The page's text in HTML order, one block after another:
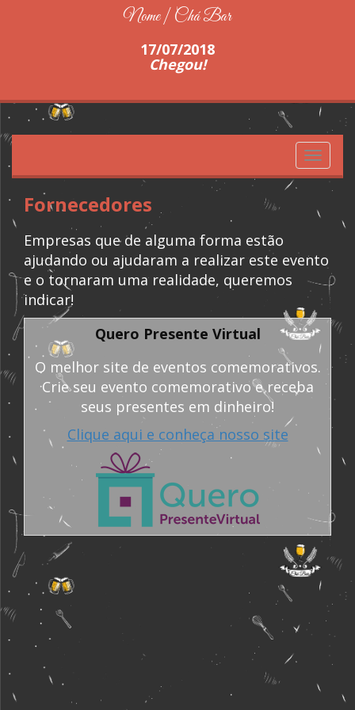
Nome | Chá Bar
17/07/2018
Chegou!
Toggle
Fornecedores
Empresas que de alguma forma estão
ajudando ou ajudaram a realizar este evento
e o tornaram uma realidade, queremos
indicar!
Quero Presente Virtual
O melhor site de eventos comemorativos.
Crie seu evento comemorativo e receba
seus presentes em dinheiro!
Clique aqui e conheça nosso site